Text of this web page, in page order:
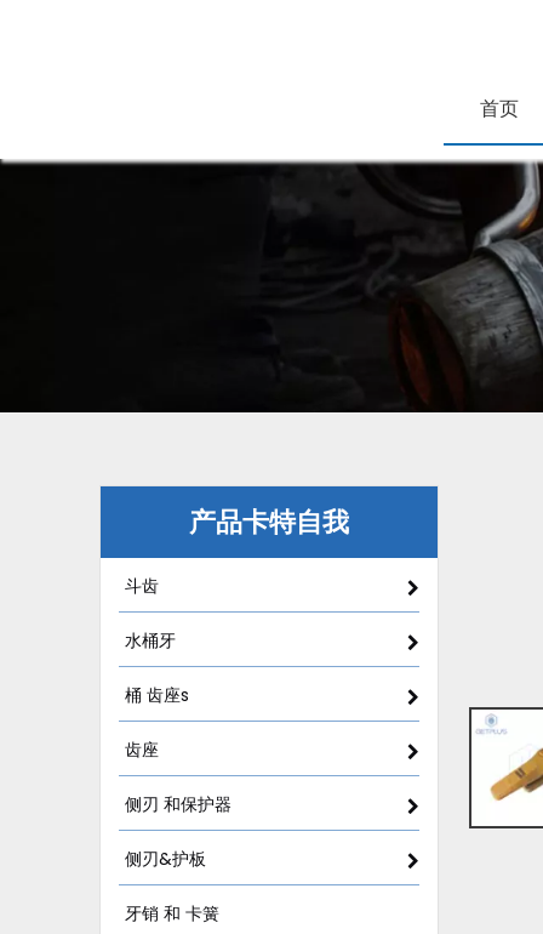
首页
产品卡特自我
斗齿
水桶牙
桶 齿座s
齿座
侧刃 和保护器
侧刃&护板
牙销 和 卡簧